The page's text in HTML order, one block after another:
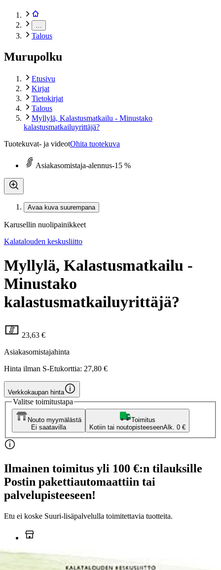
Talous
Murupolku
Etusivu
Kirjat
Tietokirjat
Talous
Myllylä, Kalastusmatkailu - Minustako
kalastusmatkailuyrittäjä?
Tuotekuvat- ja videotOhita tuotekuva
Asiakasomistaja-alennus-15 %
Avaa kuva suurempana
Karusellin nuolipainikkeet
Kalatalouden keskusliitto
Myllylä, Kalastusmatkailu -
Minustako
kalastusmatkailuyrittäjä?
23,63 €
Asiakasomistajahinta
Hinta ilman S-Etukorttia: 27,80 €
Verkkokaupan hinta
Valitse toimitustapa
Nouto myymälästä
Ei saatavilla
Toimitus
Kotiin tai noutopisteeseenAlk. 0 €
Ilmainen toimitus yli 100 €:n tilauksille
Postin pakettiautomaattiin tai
palvelupisteeseen!
Etu ei koske Suuri‑lisäpalvelulla toimitettavia tuotteita.
Tarkista myymäläsaatavuus